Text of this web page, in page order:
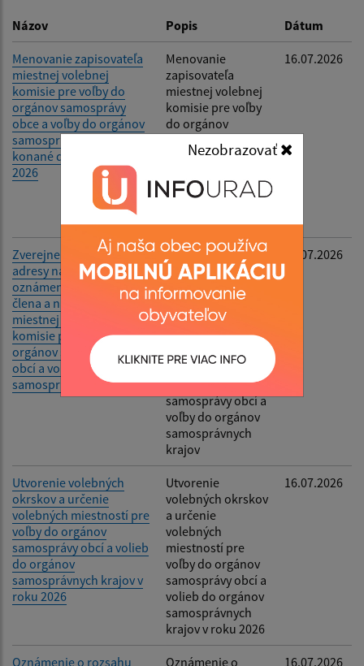
Nezobrazovať
Názov Popis Dátum
Menovanie zapisovateľa
miestnej volebnej
komisie pre voľby do
orgánov samosprávy
obce a voľby do orgánov
samosprávnych krajov
konané dňa 24. októbra
2026
Menovanie
zapisovateľa
miestnej volebnej
komisie pre voľby
do orgánov
samosprávy obce
a voľby do
samosprávnych
24. októbra 2026
16.07.2026
Zverejnenie e-mailovej
adresy na doručenie
oznámenia o delegovaní
člena a náhradníka do
miestnej volebnej
komisie pre voľby do
orgánov samosprávy
obcí a voľby do orgánov
samosprávnych krajov
Zverejnenie e-
mailovej adresy na
doručenie
oznámenia o
delegovaní člena a
náhradníka do
miestnej volebnej
komisie pre voľby
do orgánov
samosprávy obcí a
voľby do orgánov
samosprávnych
krajov
16.07.2026
Utvorenie volebných
okrskov a určenie
volebných miestností pre
voľby do orgánov
samosprávy obcí a volieb
do orgánov
samosprávnych krajov v
roku 2026
Utvorenie
volebných okrskov
a určenie
volebných
miestností pre
voľby do orgánov
samosprávy obcí a
volieb do orgánov
samosprávnych
krajov v roku 2026
16.07.2026
Oznámenie o rozsahu Oznámenie o 16.07.2026